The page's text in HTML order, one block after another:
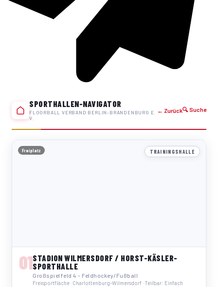
SPORTHALLEN-NAVIGATOR
FLOORBALL VERBAND BERLIN-BRANDENBURG E.
V.
← Zurück🔍 Suche
TRAININGSHALLE
Freiplatz
01STADION WILMERSDORF / HORST-KÄSLER-
SPORTHALLE
Großspielfeld 4 - Feldhockey/Fußball
Freisportfläche · Charlottenburg-Wilmersdorf · Teilbar: Einfach